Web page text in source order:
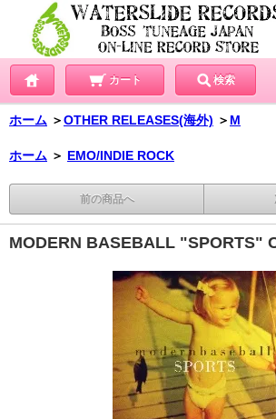
カート 検索
ホーム ＞OTHER RELEASES(海外) ＞ M
ホーム ＞ EMO/INDIE ROCK
前の商品へ
MODERN BASEBALL "SPORTS"